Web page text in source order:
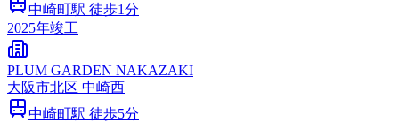
中崎町駅 徒歩1分
2025年竣工
PLUM GARDEN NAKAZAKI
大阪市北区 中崎西
中崎町駅 徒歩5分